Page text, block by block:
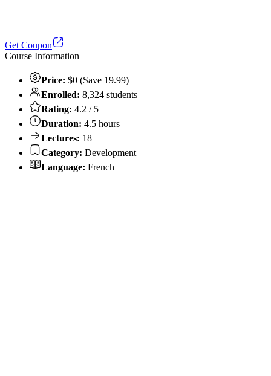
Get Coupon
Course Information
Price: $0 (Save 19.99)
Enrolled: 8,324 students
Rating: 4.2 / 5
Duration: 4.5 hours
Lectures: 18
Category: Development
Language: French